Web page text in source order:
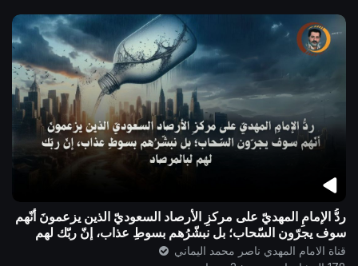
ردُّ الإمامِ المهديّ على مركزِ الأرصاد السعوديّ الذين يزعمونَ أنّهم
سوف يجرّون السّحاب؛ بل نبشّرُهم بسوطِ عذاب، إنّ ربّك لهم
لبالمرصاد
قناة الامام المهدي ناصر محمد اليماني